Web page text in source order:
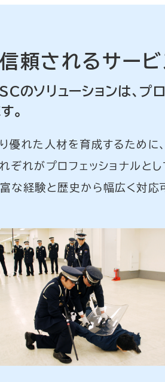
信頼されるサー
のソリューションは、
。
優れた人材を育成するために
ぞれがプロフェッショナルと
な経験と歴史から幅広く対応